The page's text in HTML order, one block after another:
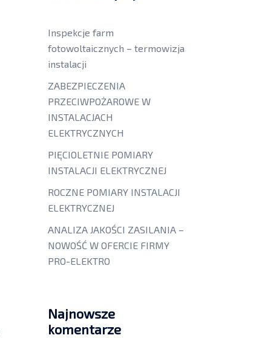
Inspekcje farm
fotowoltaicznych – termowizja
instalacji
ZABEZPIECZENIA
PRZECIWPOŻAROWE W
INSTALACJACH
ELEKTRYCZNYCH
PIĘCIOLETNIE POMIARY
INSTALACJI ELEKTRYCZNEJ
ROCZNE POMIARY INSTALACJI
ELEKTRYCZNEJ
ANALIZA JAKOŚCI ZASILANIA –
NOWOŚĆ W OFERCIE FIRMY
PRO-ELEKTRO
Najnowsze
komentarze